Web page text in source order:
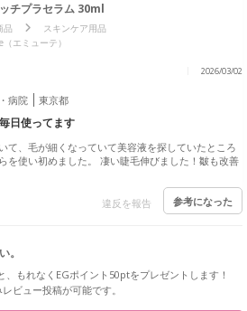
チプラセラム 30ml
品
スキンケア用品
エミューテ）
2026/03/02
病院 東京都
毎日使ってます
て、毛が細くなっていて美容液を探していたところ
を使い初めました。 凄い睫毛伸びました！皺も改善
違反を報告 参考になった
。
もれなくEGポイント50ptをプレゼントします！
ビュー投稿が可能です。